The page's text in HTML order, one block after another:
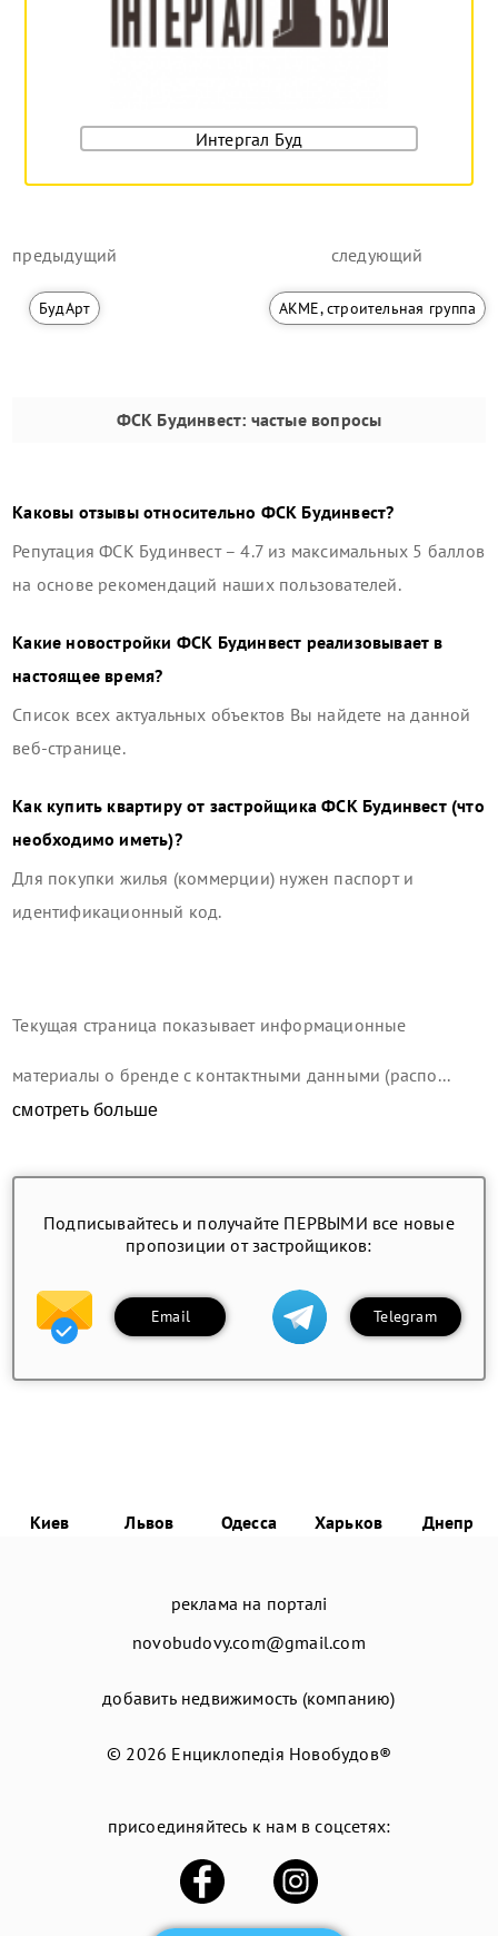
Интергал Буд
предыдущий
БудАрт
следующий
АКМЕ, строительная группа
ФСК Будинвест: частые вопросы
Каковы отзывы относительно ФСК Будинвест?
РепутацияФСК Будинвест–4.7 из максимальных 5 баллов
на основе рекомендаций наших пользователей.
Какие новостройки ФСК Будинвест реализовывает в
настоящее время?
Список всех актуальных объектов Вы найдете на данной
веб-странице.
Как купить квартиру от застройщикаФСК Будинвест(что
необходимо иметь)?
Для покупки жилья (коммерции) нужен паспорт и
идентификационный код.
Текущая страница показывает информационные
материалы о бренде с контактными данными (распо...
смотреть больше
Подписывайтесь и получайте ПЕРВЫМИ все новые
пропозиции от застройщиков:
Email Telegram
Киев Львов Одесса Харьков Днепр
реклама на порталі
novobudovy.com@gmail.com
добавить недвижимость (компанию)
© 2026 Енциклопедія Новобудов®
присоединяйтесь к нам в соцсетях: